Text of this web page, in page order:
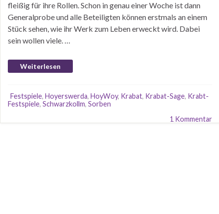
fleißig für ihre Rollen. Schon in genau einer Woche ist dann
Generalprobe und alle Beteiligten können erstmals an einem
Stück sehen, wie ihr Werk zum Leben erweckt wird. Dabei
sein wollen viele. …
Weiterlesen
Festspiele, Hoyerswerda, HoyWoy, Krabat, Krabat-Sage, Krabt-
Festspiele, Schwarzkollm, Sorben
1 Kommentar